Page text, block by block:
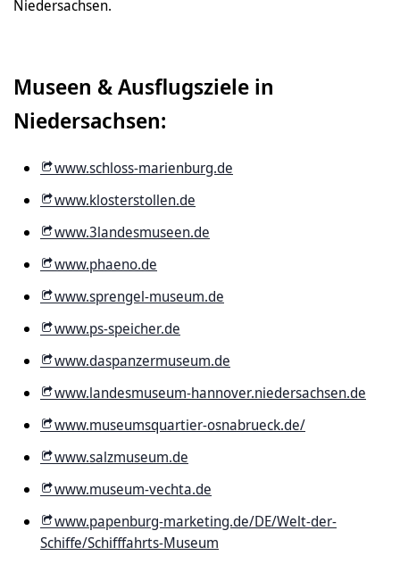
Niedersachsen.
Museen & Ausflugsziele in
Niedersachsen:
www.schloss-marienburg.de
www.klosterstollen.de
www.3landesmuseen.de
www.phaeno.de
www.sprengel-museum.de
www.ps-speicher.de
www.daspanzermuseum.de
www.landesmuseum-hannover.niedersachsen.de
www.museumsquartier-osnabrueck.de/
www.salzmuseum.de
www.museum-vechta.de
www.papenburg-marketing.de/DE/Welt-der-
Schiffe/Schifffahrts-Museum